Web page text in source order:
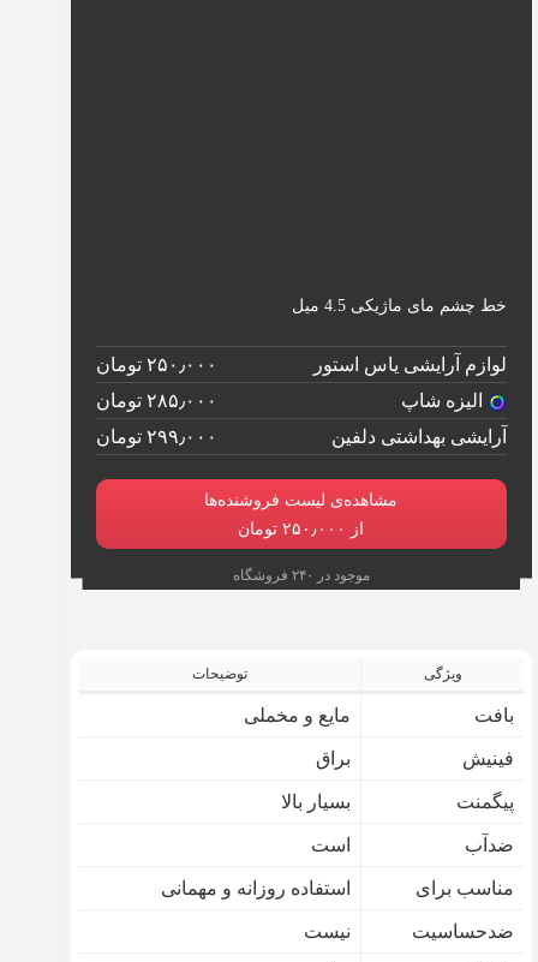
خط چشم مای ماژیکی 4.5 میل
لوازم آرایشی یاس استور
۲۵۰٫۰۰۰ تومان
الیزه شاپ
۲۸۵٫۰۰۰ تومان
آرایشی بهداشتی دلفین
۲۹۹٫۰۰۰ تومان
مشاهده‌ی لیست فروشنده‌ها
از ۲۵۰٫۰۰۰ تومان
موجود در ۲۴۰ فروشگاه
ویژگی توضیحات
بافت مایع و مخملی
فینیش براق
پیگمنت بسیار بالا
ضدآب است
مناسب برای استفاده روزانه و مهمانی
ضدحساسیت نیست